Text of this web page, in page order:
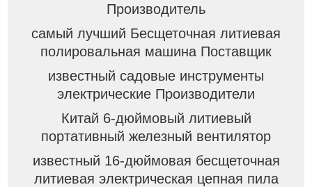
Производитель
самый лучший Бесщеточная литиевая
полировальная машина Поставщик
известный садовые инструменты
электрические Производители
Китай 6-дюймовый литиевый
портативный железный вентилятор
известный 16-дюймовая бесщеточная
литиевая электрическая цепная пила